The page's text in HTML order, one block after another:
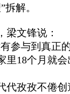
解。
梁文锋说：
参与到真正
里18个月就
代孜孜不倦创